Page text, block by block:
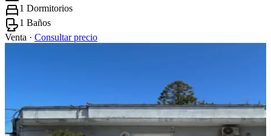
1 Dormitorios
1 Baños
Venta · Consultar precio